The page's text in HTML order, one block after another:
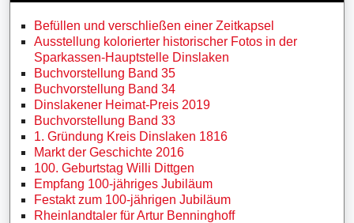
Befüllen und verschließen einer Zeitkapsel
Ausstellung kolorierter historischer Fotos in der
Sparkassen-Hauptstelle Dinslaken
Buchvorstellung Band 35
Buchvorstellung Band 34
Dinslakener Heimat-Preis 2019
Buchvorstellung Band 33
1. Gründung Kreis Dinslaken 1816
Markt der Geschichte 2016
100. Geburtstag Willi Dittgen
Empfang 100-jähriges Jubiläum
Festakt zum 100-jährigen Jubiläum
Rheinlandtaler für Artur Benninghoff